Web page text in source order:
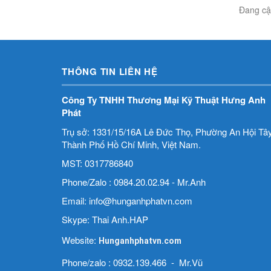
Đang
THÔNG TIN LIÊN HỆ
Công Ty TNHH Thương Mại Kỹ Thuật Hưng Anh
Phát
Trụ sở: 1331/15/16A Lê Đức Thọ, Phường An Hội
Thành Phố Hồ Chí Minh, Việt Nam.
MST: 0317786840
Phone/Zalo : 0984.20.02.94 - Mr.Anh
Email: info@hunganhphatvn.com
Skype: Thai Anh.HAP
Website: Hunganhphatvn.com
Phone/zalo : 0932.139.466 - Mr.Vũ